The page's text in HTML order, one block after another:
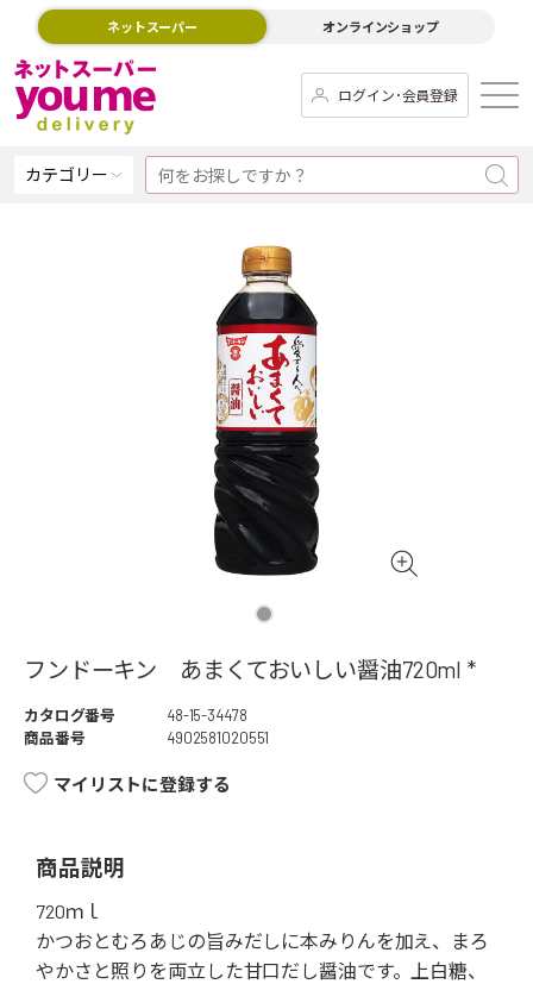
ネットスーパー オンラインショップ
ログイン･会員登録
カテゴリー
フンドーキン あまくておいしい醤油720ml *
カタログ番号
48-15-34478
商品番号
4902581020551
マイリストに登録する
商品説明
720ｍｌ
かつおとむろあじの旨みだしに本みりんを加え、まろ
やかさと照りを両立した甘口だし醤油です。上白糖、